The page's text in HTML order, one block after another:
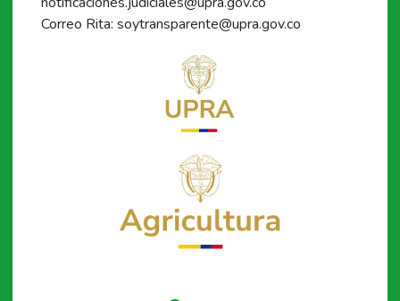
Correo Rita: soytransparente@upra.gov.co